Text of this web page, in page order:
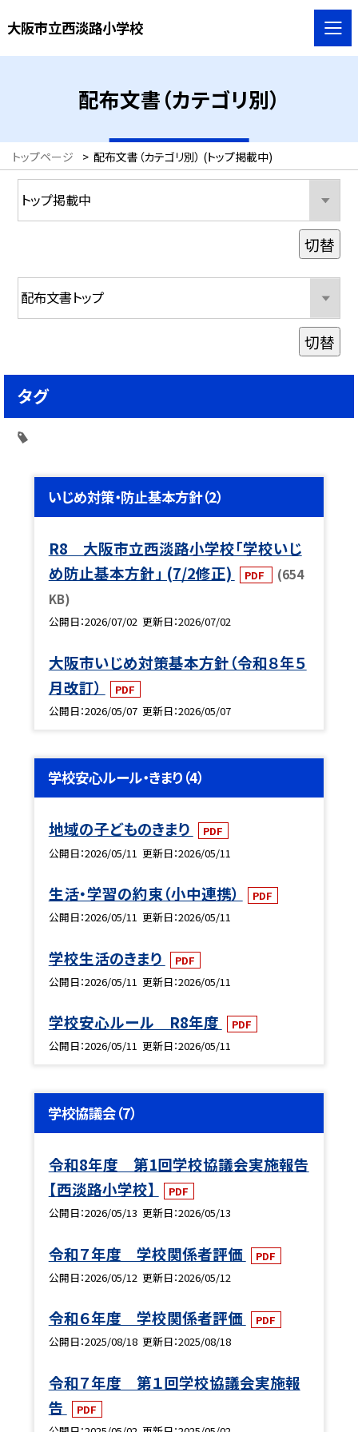
大阪市立西淡路小学校
配布文書（カテゴリ別）
トップページ > 配布文書（カテゴリ別） (トップ掲載中)
いじめ対策・防止基本方針（2）
R8 大阪市立西淡路小学校「学校いじ
め防止基本方針」 (7/2修正)
PDF
(654
KB)
公開日 2026/07/02 更新日 2026/07/02
大阪市いじめ対策基本方針（令和８年５
月改訂）
PDF
公開日 2026/05/07 更新日 2026/05/07
学校安心ルール・きまり（4）
地域の子どものきまり
PDF
公開日 2026/05/11 更新日 2026/05/11
生活・学習の約束（小中連携）
PDF
公開日 2026/05/11 更新日 2026/05/11
学校生活のきまり
PDF
公開日 2026/05/11 更新日 2026/05/11
学校安心ルール R8年度
PDF
公開日 2026/05/11 更新日 2026/05/11
学校協議会（7）
令和8年度 第1回学校協議会実施報告
【西淡路小学校】
PDF
公開日 2026/05/13 更新日 2026/05/13
令和７年度 学校関係者評価
PDF
公開日 2026/05/12 更新日 2026/05/12
令和６年度 学校関係者評価
PDF
公開日 2025/08/18 更新日 2025/08/18
令和７年度 第１回学校協議会実施報
告
PDF
切替
切替
タグ